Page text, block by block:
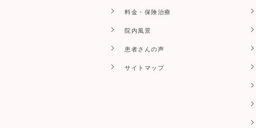
料金・保険治療
院内風景
患者さんの声
サイトマップ